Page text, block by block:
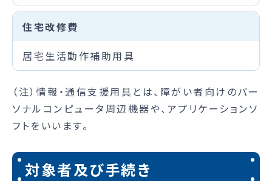
住宅改修費
居宅生活動作補助用具
（注）情報・通信支援用具とは、障がい者向けのパー
ソナルコンピュータ周辺機器や、アプリケーションソ
フトをいいます。
対象者及び手続き